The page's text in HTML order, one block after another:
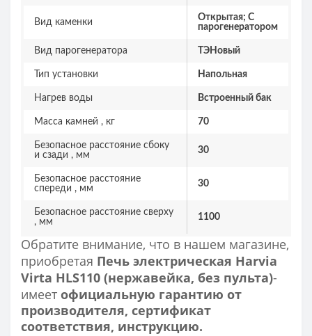
Вид каменки
Открытая; С
парогенератором
Вид парогенератора ТЭНовый
Тип установки Напольная
Нагрев воды Встроенный бак
Масса камней , кг 70
Безопасное расстояние сбоку
и сзади , мм
30
Безопасное расстояние
спереди , мм
30
Безопасное расстояние сверху
, мм
1100
Обратите внимание, что в нашем магазине,
приобретая Печь электрическая Harvia
Virta HLS110 (нержавейка, без пульта)-
имеет официальную гарантию от
производителя, сертификат
соответствия, инструкцию.